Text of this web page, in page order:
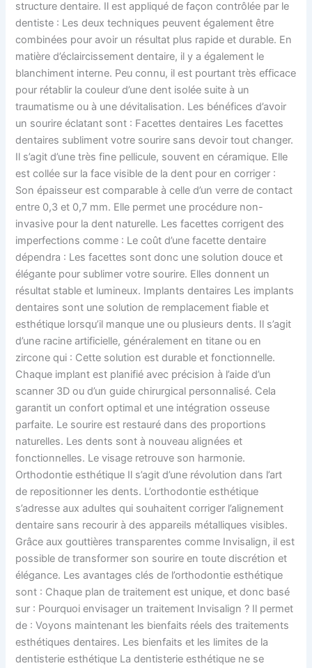
structure dentaire. Il est appliqué de façon contrôlée par le
dentiste : Les deux techniques peuvent également être
combinées pour avoir un résultat plus rapide et durable. En
matière d’éclaircissement dentaire, il y a également le
blanchiment interne. Peu connu, il est pourtant très efficace
pour rétablir la couleur d’une dent isolée suite à un
traumatisme ou à une dévitalisation. Les bénéfices d’avoir
un sourire éclatant sont : Facettes dentaires Les facettes
dentaires subliment votre sourire sans devoir tout changer.
Il s’agit d’une très fine pellicule, souvent en céramique. Elle
est collée sur la face visible de la dent pour en corriger :
Son épaisseur est comparable à celle d’un verre de contact
entre 0,3 et 0,7 mm. Elle permet une procédure non-
invasive pour la dent naturelle. Les facettes corrigent des
imperfections comme : Le coût d’une facette dentaire
dépendra : Les facettes sont donc une solution douce et
élégante pour sublimer votre sourire. Elles donnent un
résultat stable et lumineux. Implants dentaires Les implants
dentaires sont une solution de remplacement fiable et
esthétique lorsqu’il manque une ou plusieurs dents. Il s’agit
d’une racine artificielle, généralement en titane ou en
zircone qui : Cette solution est durable et fonctionnelle.
Chaque implant est planifié avec précision à l’aide d’un
scanner 3D ou d’un guide chirurgical personnalisé. Cela
garantit un confort optimal et une intégration osseuse
parfaite. Le sourire est restauré dans des proportions
naturelles. Les dents sont à nouveau alignées et
fonctionnelles. Le visage retrouve son harmonie.
Orthodontie esthétique Il s’agit d’une révolution dans l’art
de repositionner les dents. L’orthodontie esthétique
s’adresse aux adultes qui souhaitent corriger l’alignement
dentaire sans recourir à des appareils métalliques visibles.
Grâce aux gouttières transparentes comme Invisalign, il est
possible de transformer son sourire en toute discrétion et
élégance. Les avantages clés de l’orthodontie esthétique
sont : Chaque plan de traitement est unique, et donc basé
sur : Pourquoi envisager un traitement Invisalign ? Il permet
de : Voyons maintenant les bienfaits réels des traitements
esthétiques dentaires. Les bienfaits et les limites de la
dentisterie esthétique La dentisterie esthétique ne se